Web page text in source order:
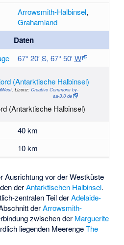
Arrowsmith-Halbinsel,
Grahamland
Daten
67° 20′S,67° 50′W
, Lizenz: Creative Commons by-
sa-3.0 de
(Antarktische Halbinsel)
40 km
10 km
Ausrichtung vor der Westküste
derAntarktischen Halbinsel.
zentralen Teil derAdelaide-
derArrowsmith-
zwischen der Marguerite
liegenden MeerengeThe